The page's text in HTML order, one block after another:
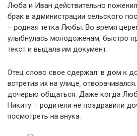
Люба и Иван действительно
брак в администрации сельского
– родная тетка Любы. Во время
улыбнулась молодоженам, быстро
текст и выдала им документ.
Отец слово свое сдержал: в дом к
встретив их на улице,
дочерью общаться. Даже когда
Никиту – родители не поздравили
посмотреть на внука.